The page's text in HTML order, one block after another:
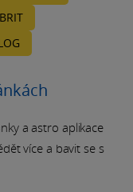
a astro aplikace
více a bavit se s